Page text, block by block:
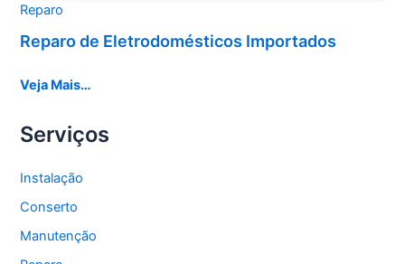
Reparo
Reparo de Eletrodomésticos Importados
Veja Mais…
Serviços
Instalação
Conserto
Manutenção